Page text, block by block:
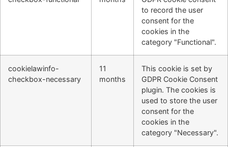
to record the user
consent for the
cookies in the
category "Functional".
cookielawinfo-
checkbox-necessary
11
months
This cookie is set by
GDPR Cookie Consent
plugin. The cookies is
used to store the user
consent for the
cookies in the
category "Necessary".